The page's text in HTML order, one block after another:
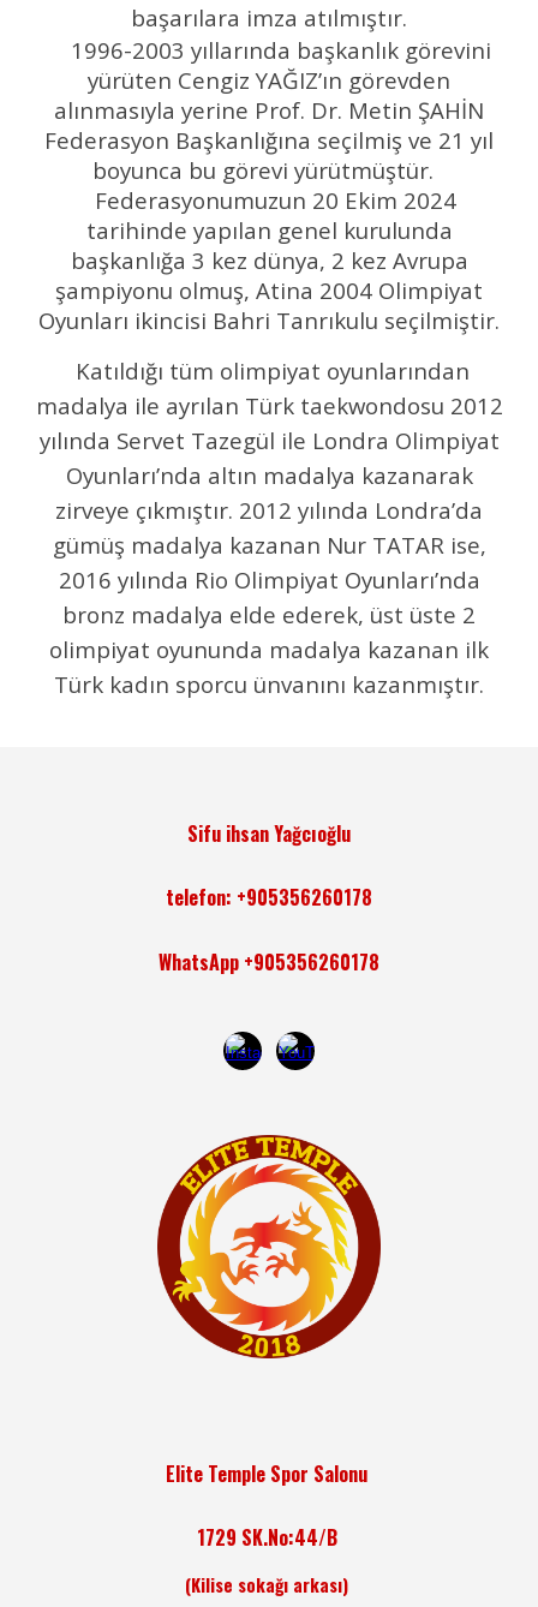
başarılara imza atılmıştır.
1996-2003 yıllarında başkanlık görevini
yürüten Cengiz YAĞIZ’ın görevden
alınmasıyla yerine Prof. Dr. Metin ŞAHİN
Federasyon Başkanlığına seçilmiş ve 21 yıl
boyunca bu görevi yürütmüştür.
Federasyonumuzun 20 Ekim 2024
tarihinde yapılan genel kurulunda
başkanlığa 3 kez dünya, 2 kez Avrupa
şampiyonu olmuş, Atina 2004 Olimpiyat
Oyunları ikincisi Bahri Tanrıkulu seçilmiştir.
Katıldığı tüm olimpiyat oyunlarından
madalya ile ayrılan Türk taekwondosu 2012
yılında Servet Tazegül ile Londra Olimpiyat
Oyunları’nda altın madalya kazanarak
zirveye çıkmıştır. 2012 yılında Londra’da
gümüş madalya kazanan Nur TATAR ise,
2016 yılında Rio Olimpiyat Oyunları’nda
bronz madalya elde ederek, üst üste 2
olimpiyat oyununda madalya kazanan ilk
Türk kadın sporcu ünvanını kazanmıştır.
Sifu ihsan Yağcıoğlu
telefon: +905356260178
WhatsApp +905356260178
Elite Temple Spor Salonu
1729 SK.No:44/B
(Kilise sokağı arkası)